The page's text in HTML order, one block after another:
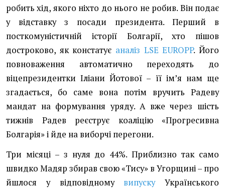
робить хід, якого ніхто до нього не робив. Він подає
у відставку з посади президента. Перший в
посткомуністичній історії Болгарії, хто пішов
достроково, як констатує аналіз LSE EUROPP. Його
повноваження автоматично переходять до
віцепрезидентки Іліани Йотової – її імʼя нам ще
згадається, бо саме вона потім вручить Радеву
мандат на формування уряду. А вже через шість
тижнів Радев реєструє коаліцію «Прогресивна
Болгарія» і йде на виборчі перегони.
Три місяці – з нуля до 44%. Приблизно так само
швидко Мадяр збирав свою «Тису» в Угорщині – про
йшлося у відповідному випускуУкраїнського